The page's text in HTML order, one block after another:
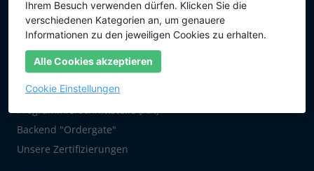
Internet Information Server
NoSpamProxy®
Über uns
10 gute Gründe für SSLplus
Programmierschnittstelle (API)
Backend "Ordergate"
Unsere Zertifizierungen
Ihrem Besuch verwenden dürfen. Klicken Sie die
verschiedenen Kategorien an, um genauere
Informationen zu den jeweiligen Cookies zu erhalten.
Alle Cookies akzeptieren
Cookie Einstellungen